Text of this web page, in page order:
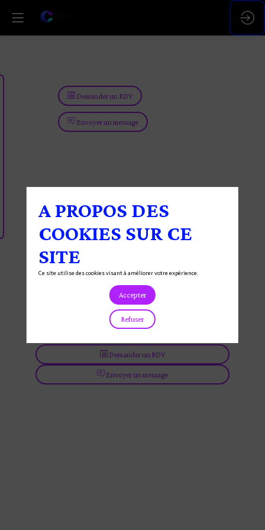
Demander un RDV
Envoyer un message
Demander un RDV
Envoyer un message
A PROPOS DES
COOKIES SUR CE
SITE
Ce site utilise des cookies visant à améliorer votre expérience.
Accepter
Refuser